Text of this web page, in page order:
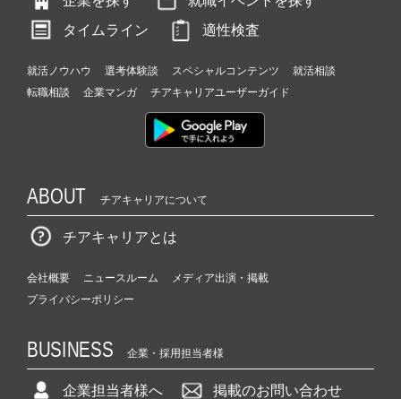
タイムライン
適性検査
就活ノウハウ 選考体験談 スペシャルコンテンツ
就活相談
転職相談
企業マンガ チアキャリアユーザーガイド
ABOUT チアキャリアについて
チアキャリアとは
会社概要 ニュースルーム
メディア出演・掲載
プライバシーポリシー
BUSINESS 企業・採用担当者様
企業担当者様へ 掲載のお問い合わせ